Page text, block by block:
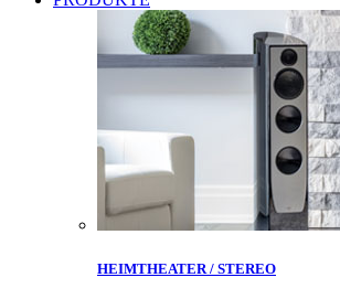
HEIMTHEATER / STEREO